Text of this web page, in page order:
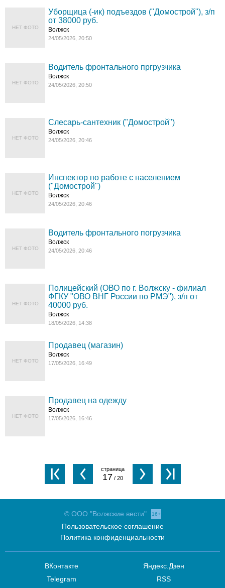
НЕТ ФОТО
Уборщица (-ик) подъездов ("Домострой"), з/п
от 38000 руб.
Волжск
24/05/2026, 20:50
НЕТ ФОТО
Водитель фронтального пргрузчика
Волжск
24/05/2026, 20:50
НЕТ ФОТО
Слесарь-сантехник ("Домострой")
Волжск
24/05/2026, 20:46
НЕТ ФОТО
Инспектор по работе с населением
("Домострой")
Волжск
24/05/2026, 20:46
НЕТ ФОТО
Водитель фронтального погрузчика
Волжск
24/05/2026, 20:46
НЕТ ФОТО
Полицейский (ОВО по г. Волжску - филиал
ФГКУ "ОВО ВНГ России по РМЭ"), з/п от
40000 руб.
Волжск
18/05/2026, 14:38
НЕТ ФОТО
Продавец (магазин)
Волжск
17/05/2026, 16:49
НЕТ ФОТО
Продавец на одежду
Волжск
17/05/2026, 16:46
17 / 20
© ООО "Волжские вести" 16+
Пользовательское соглашение
Политика конфиденциальности
ВКонтакте
Telegram
Яндекс.Дзен
RSS